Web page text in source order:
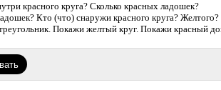
красного круга? Сколько красных ладошек?
Кто (что) снаружи красного круга? Желтого?
Покажи желтый круг. Покажи красный